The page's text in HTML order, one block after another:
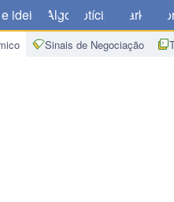
ideias Algo Notícias Market
Sinais de Negociação
- Índice de Preços ao